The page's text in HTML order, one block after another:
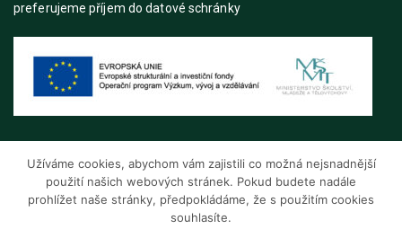
preferujeme příjem do datové schránky
Užíváme cookies, abychom vám zajistili co možná nejsnadnější
použití našich webových stránek. Pokud budete nadále
prohlížet naše stránky, předpokládáme, že s použitím cookies
souhlasíte.